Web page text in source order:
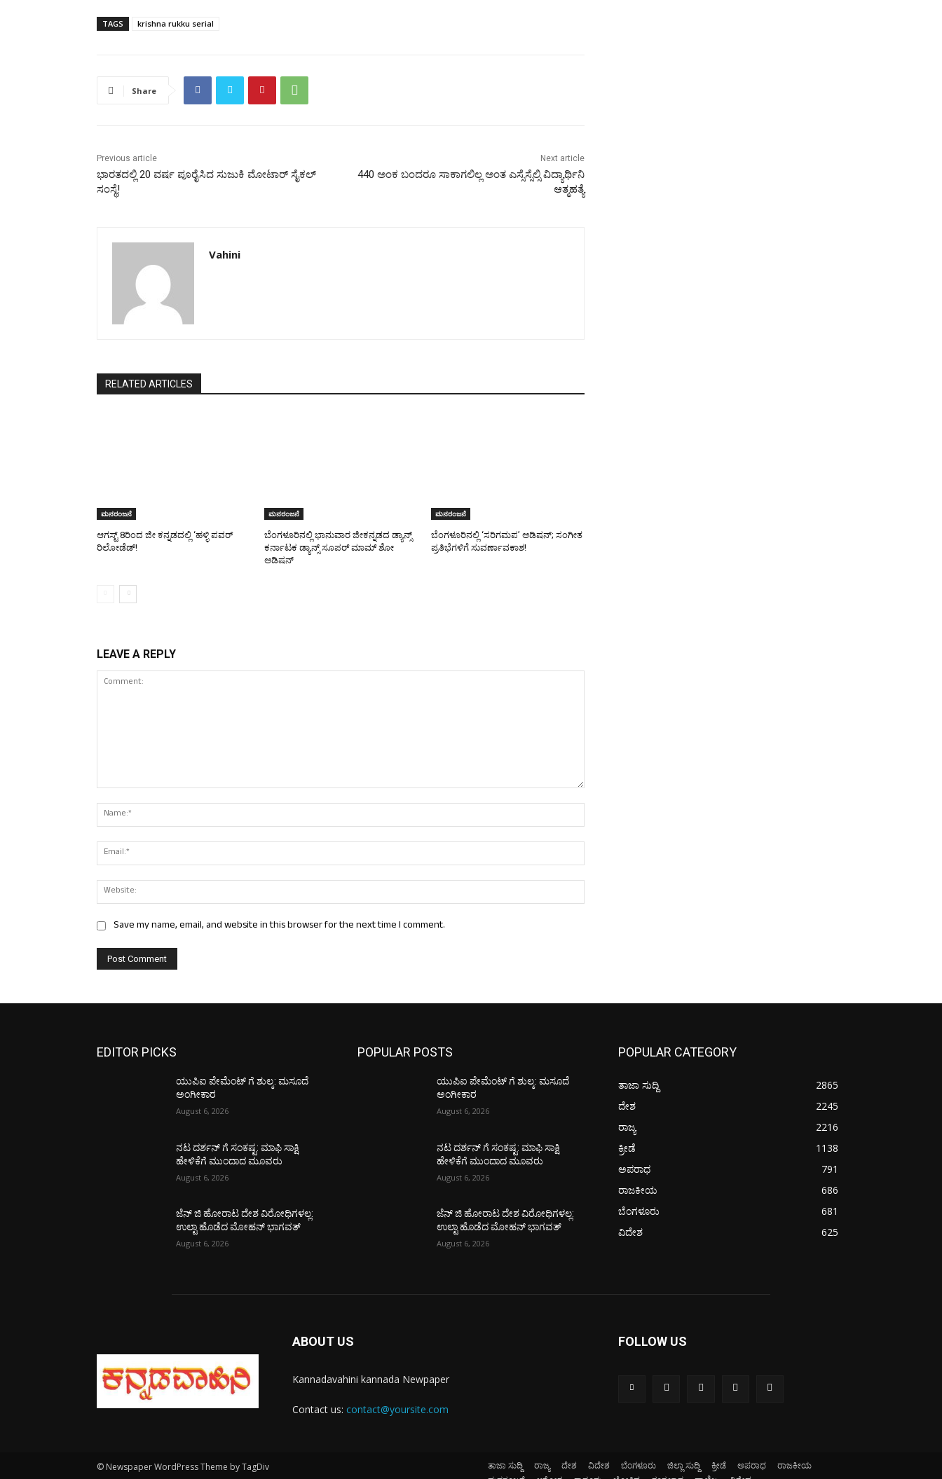
TAGS krishna rukku serial
Share
Previous article
ಭಾರತದಲ್ಲಿ 20 ವರ್ಷ ಪೂರೈಸಿದ ಸುಜುಕಿ ಮೋಟಾರ್ ಸೈಕಲ್
ಸಂಸ್ಥೆ!
Next article
440 ಅಂಕ ಬಂದರೂ ಸಾಕಾಗಲಿಲ್ಲ ಅಂತ ಎಸ್ಸೆಸ್ಸೆಲ್ಸಿ ವಿದ್ಯಾರ್ಥಿನಿ
ಆತ್ಮಹತ್ಯೆ
Vahini
RELATED ARTICLES
ಮನರಂಜನೆ
ಆಗಸ್ಟ್ 8ರಿಂದ ಜೀ ಕನ್ನಡದಲ್ಲಿ ‘ಹಳ್ಳಿ ಪವರ್
ರಿಲೋಡೆಡ್!
ಮನರಂಜನೆ
ಬೆಂಗಳೂರಿನಲ್ಲಿ ಭಾನುವಾರ ಜೀಕನ್ನಡದ ಡ್ಯಾನ್ಸ್
ಕರ್ನಾಟಕ ಡ್ಯಾನ್ಸ್ ಸೂಪರ್ ಮಾಮ್ ಶೋ
ಆಡಿಷನ್
ಮನರಂಜನೆ
ಬೆಂಗಳೂರಿನಲ್ಲಿ ‘ಸರಿಗಮಪ’ ಆಡಿಷನ್; ಸಂಗೀತ
ಪ್ರತಿಭೆಗಳಿಗೆ ಸುವರ್ಣಾವಕಾಶ!
LEAVE A REPLY
Save my name, email, and website in this browser for the next time I comment.
EDITOR PICKS
ಯುಪಿಐ ಪೇಮೆಂಟ್ ಗೆ ಶುಲ್ಕ: ಮಸೂದೆ
ಅಂಗೀಕಾರ
August 6, 2026
ನಟ ದರ್ಶನ್ ಗೆ ಸಂಕಷ್ಟ: ಮಾಫಿ ಸಾಕ್ಷಿ
ಹೇಳಿಕೆಗೆ ಮುಂದಾದ ಮೂವರು
August 6, 2026
ಜೆನ್ ಜಿ ಹೋರಾಟ ದೇಶ ವಿರೋಧಿಗಳಲ್ಲ:
ಉಲ್ಟಾ ಹೊಡೆದ ಮೋಹನ್ ಭಾಗವತ್
August 6, 2026
POPULAR POSTS
ಯುಪಿಐ ಪೇಮೆಂಟ್ ಗೆ ಶುಲ್ಕ: ಮಸೂದೆ
ಅಂಗೀಕಾರ
August 6, 2026
ನಟ ದರ್ಶನ್ ಗೆ ಸಂಕಷ್ಟ: ಮಾಫಿ ಸಾಕ್ಷಿ
ಹೇಳಿಕೆಗೆ ಮುಂದಾದ ಮೂವರು
August 6, 2026
ಜೆನ್ ಜಿ ಹೋರಾಟ ದೇಶ ವಿರೋಧಿಗಳಲ್ಲ:
ಉಲ್ಟಾ ಹೊಡೆದ ಮೋಹನ್ ಭಾಗವತ್
August 6, 2026
POPULAR CATEGORY
ತಾಜಾ ಸುದ್ದಿ
2865
ದೇಶ
2245
ರಾಜ್ಯ
2216
ಕ್ರೀಡೆ
1138
ಅಪರಾಧ
791
ರಾಜಕೀಯ
686
ಬೆಂಗಳೂರು
681
ವಿದೇಶ
625
ABOUT US
Kannadavahini kannada Newpaper
Contact us: contact@yoursite.com
FOLLOW US
© Newspaper WordPress Theme by TagDiv ತಾಜಾ ಸುದ್ದಿ ರಾಜ್ಯ ದೇಶ ವಿದೇಶ ಬೆಂಗಳೂರು ಜಿಲ್ಲಾ ಸುದ್ದಿ ಕ್ರೀಡೆ ಅಪರಾಧ
ರಾಜಕೀಯ